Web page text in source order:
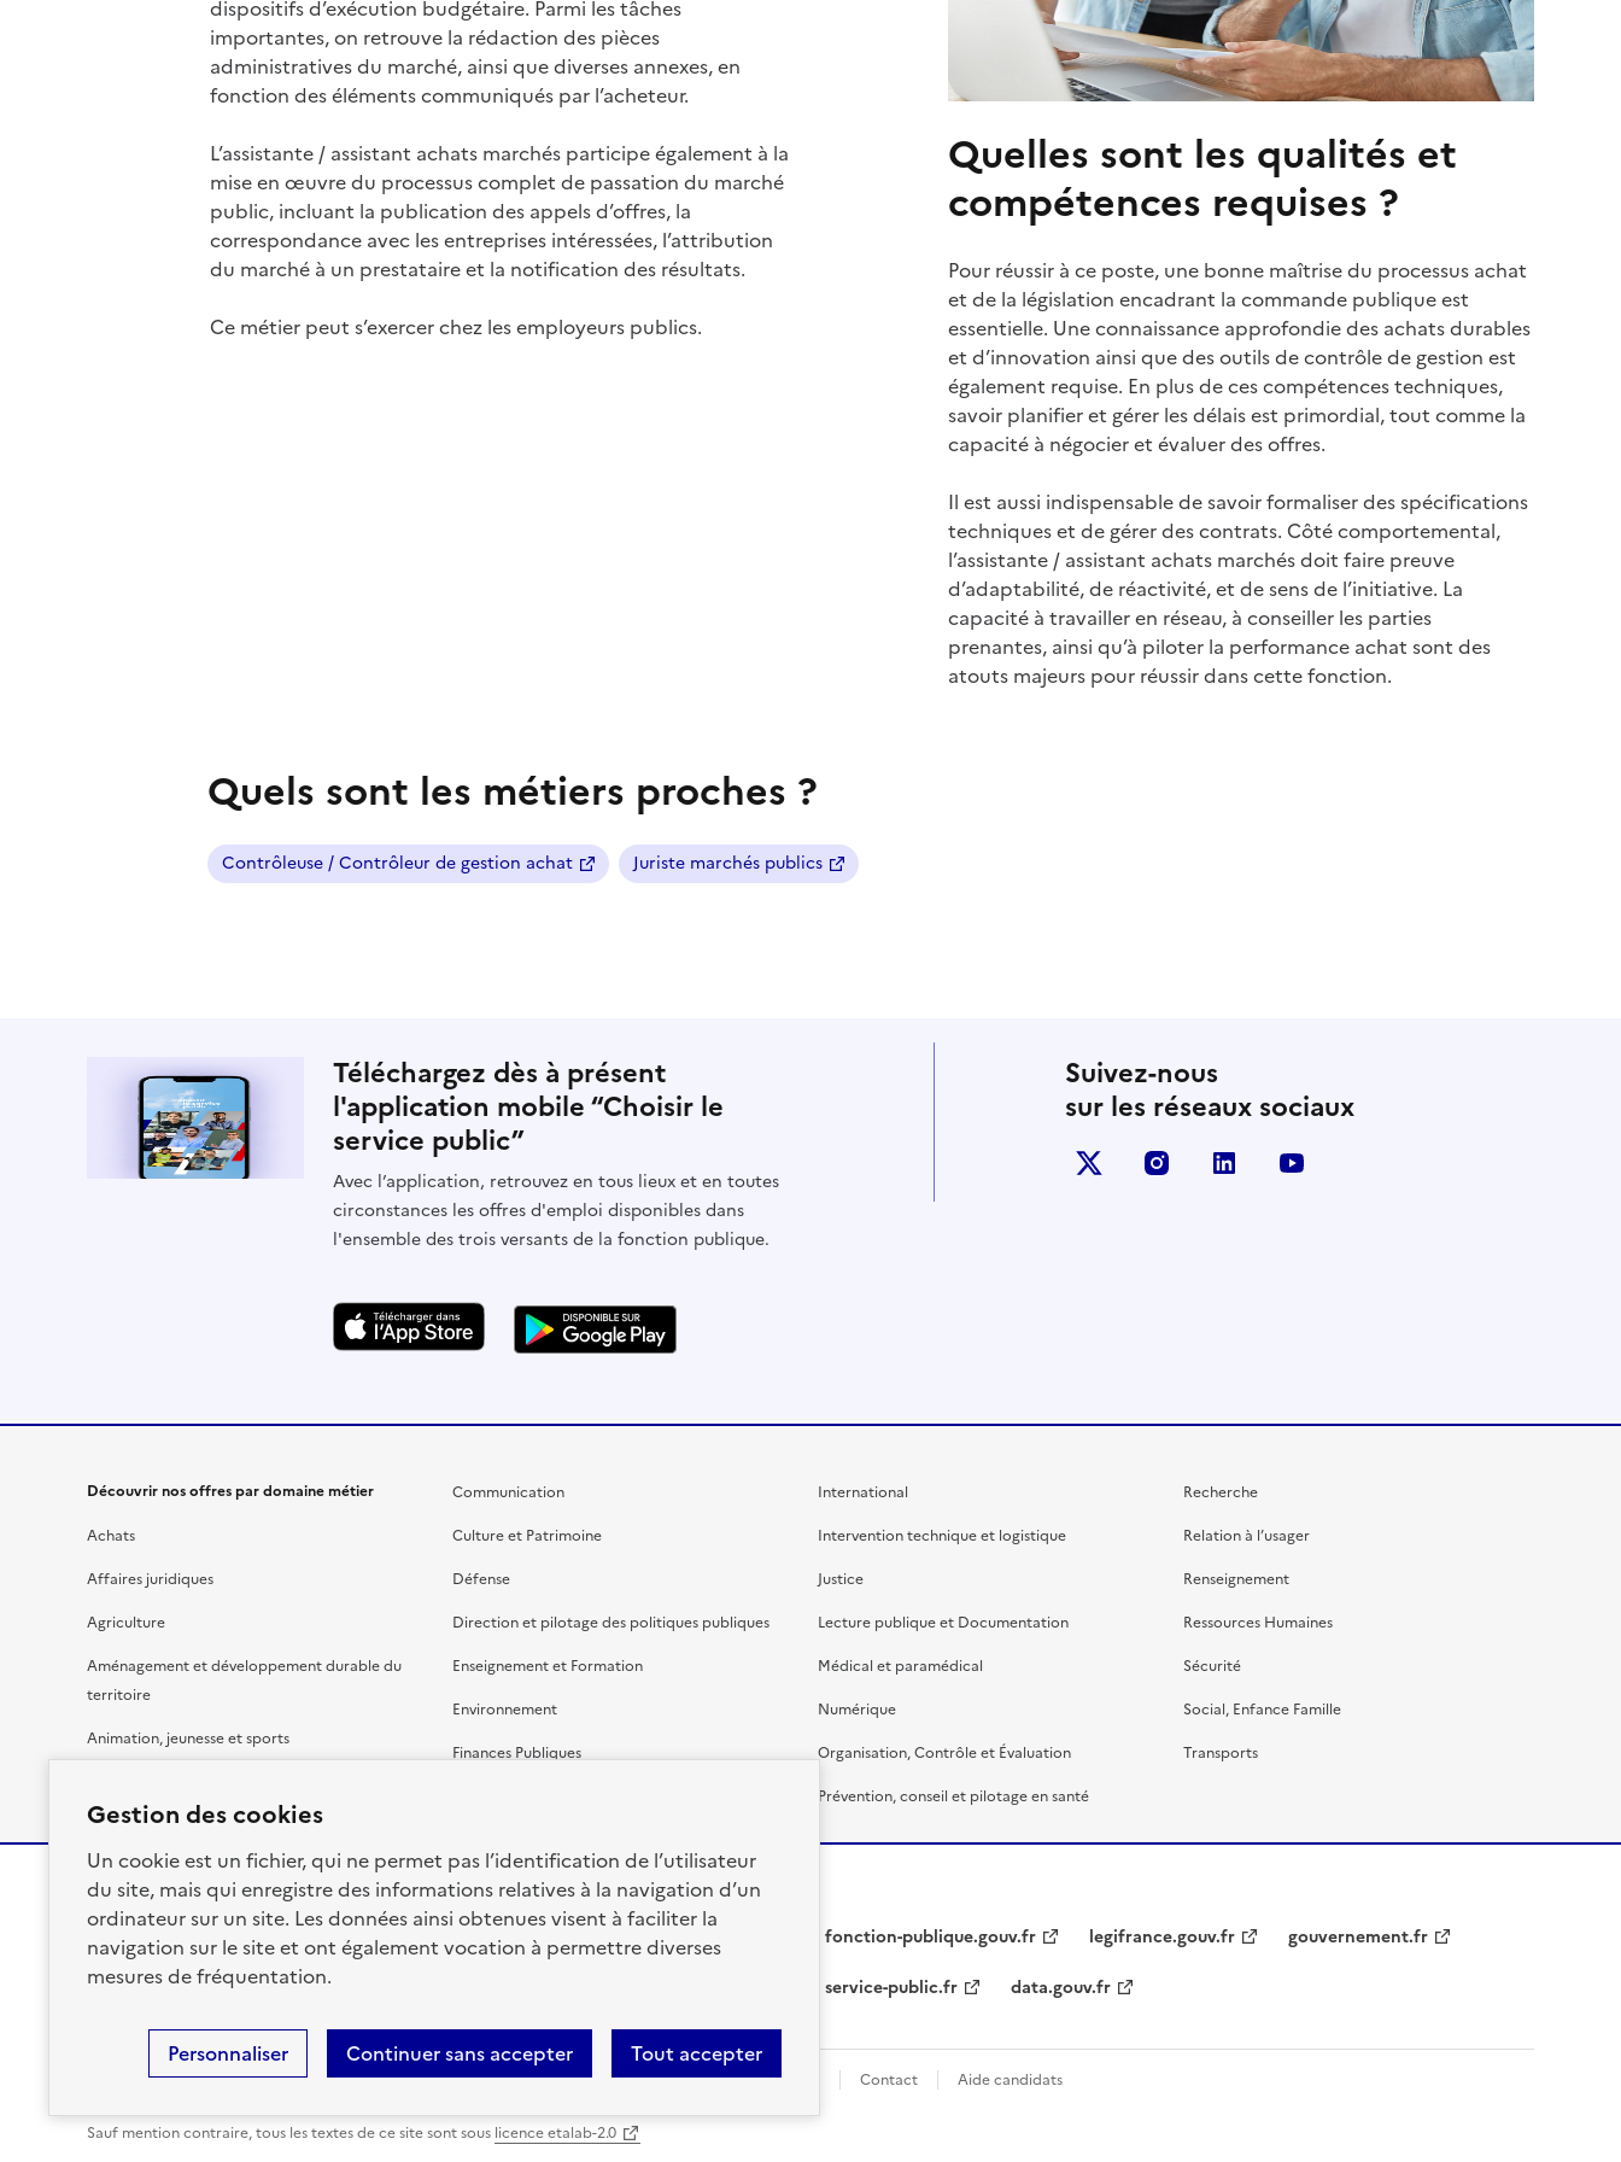
Gestion des cookies
Un cookie est un fichier, qui ne permet pas l’identification de l’utilisateur
du site, mais qui enregistre des informations relatives à la navigation d’un
ordinateur sur un site. Les données ainsi obtenues visent à faciliter la
navigation sur le site et ont également vocation à permettre diverses
mesures de fréquentation.
Tout accepter
Continuer sans accepter
Personnaliser
dispositifs d’exécution budgétaire. Parmi les tâches
importantes, on retrouve la rédaction des pièces
administratives du marché, ainsi que diverses annexes, en
fonction des éléments communiqués par l’acheteur.
L’assistante / assistant achats marchés participe également à la
mise en œuvre du processus complet de passation du marché
public, incluant la publication des appels d’offres, la
correspondance avec les entreprises intéressées, l’attribution
du marché à un prestataire et la notification des résultats.
Ce métier peut s’exercer chez les employeurs publics.
Quelles sont les qualités et
compétences requises ?
Pour réussir à ce poste, une bonne maîtrise du processus achat
et de la législation encadrant la commande publique est
essentielle. Une connaissance approfondie des achats durables
et d’innovation ainsi que des outils de contrôle de gestion est
également requise. En plus de ces compétences techniques,
savoir planifier et gérer les délais est primordial, tout comme la
capacité à négocier et évaluer des offres.
Il est aussi indispensable de savoir formaliser des spécifications
techniques et de gérer des contrats. Côté comportemental,
l’assistante / assistant achats marchés doit faire preuve
d’adaptabilité, de réactivité, et de sens de l’initiative. La
capacité à travailler en réseau, à conseiller les parties
prenantes, ainsi qu’à piloter la performance achat sont des
atouts majeurs pour réussir dans cette fonction.
Quels sont les métiers proches ?
Contrôleuse / Contrôleur de gestion achat Juriste marchés publics
Téléchargez dès à présent
l'application mobile “Choisir le
service public”
Avec l’application, retrouvez en tous lieux et en toutes
circonstances les offres d'emploi disponibles dans
l'ensemble des trois versants de la fonction publique.
Suivez-nous
sur les réseaux sociaux
X (anciennement Twitter)
instagramlinkedin
Découvrir nos offres par domaine métier
Achats
Affaires juridiques
Agriculture
Aménagement et développement durable du
territoire
Animation, jeunesse et sports
Communication
Culture et Patrimoine
Défense
Direction et pilotage des politiques publiques
Enseignement et Formation
Environnement
Finances Publiques
International
Intervention technique et logistique
Justice
Lecture publique et Documentation
Médical et paramédical
Numérique
Organisation, Contrôle et Évaluation
Prévention, conseil et pilotage en santé
Recherche
Relation à l’usager
Renseignement
Ressources Humaines
Sécurité
Social, Enfance Famille
Transports
RÉPUBLIQUE
FRANÇAISE fonction-publique.gouv.fr legifrance.gouv.fr
gouvernement.fr
service-public.fr
data.gouv.fr
Plan du site Accessibilité : totalement conforme Personnaliser les cookies Mentions légales Contact Aide candidats
Sauf mention contraire, tous les textes de ce site sont sous licence etalab-2.0